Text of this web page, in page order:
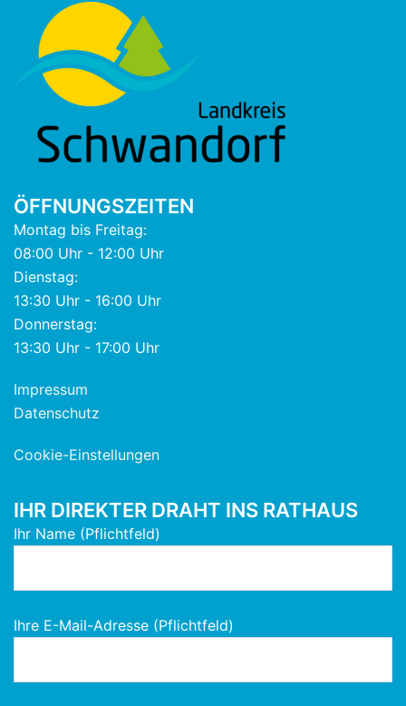
ÖFFNUNGSZEITEN
Montag bis Freitag:
08:00 Uhr - 12:00 Uhr
Dienstag:
13:30 Uhr - 16:00 Uhr
Donnerstag:
13:30 Uhr - 17:00 Uhr
Impressum
Datenschutz
Cookie-Einstellungen
IHR DIREKTER DRAHT INS RATHAUS
Ihr Name (Pflichtfeld)
Ihre E-Mail-Adresse (Pflichtfeld)